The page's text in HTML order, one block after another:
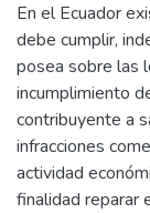
En el Ecuador
debe cumplir,
posea sobre las
incumplimiento
contribuyente a
infracciones
actividad
finalidad reparar